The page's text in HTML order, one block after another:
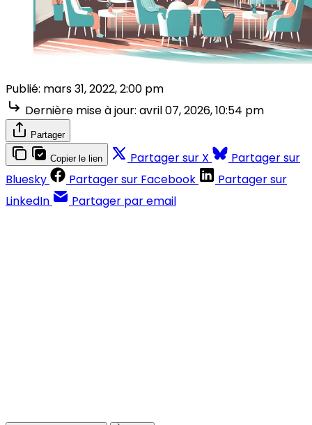
Publié: mars 31, 2022, 2:00 pm
Dernière mise à jour: avril 07, 2026, 10:54 pm
Partager
Copier le lien Partager sur X
Partager sur
Bluesky
Partager sur Facebook
Partager sur
LinkedIn
Partager par email